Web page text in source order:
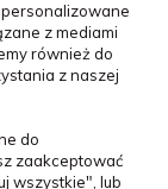
z mediami
również do
z naszej
do
zaakceptować
wszystkie", lub